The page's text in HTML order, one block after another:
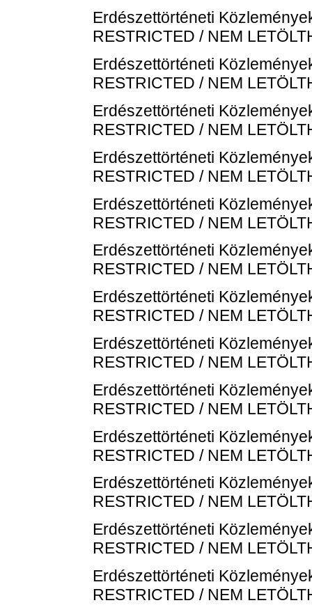
Erdészettörténeti
RESTRICTED / NEM
Erdészettörténeti
RESTRICTED / NEM
Erdészettörténeti
RESTRICTED / NEM
Erdészettörténeti
RESTRICTED / NEM
Erdészettörténeti
RESTRICTED / NEM
Erdészettörténeti
RESTRICTED / NEM
Erdészettörténeti
RESTRICTED / NEM
Erdészettörténeti
RESTRICTED / NEM
Erdészettörténeti
RESTRICTED / NEM
Erdészettörténeti
RESTRICTED / NEM
Erdészettörténeti
RESTRICTED / NEM
Erdészettörténeti
RESTRICTED / NEM
Erdészettörténeti
RESTRICTED / NEM